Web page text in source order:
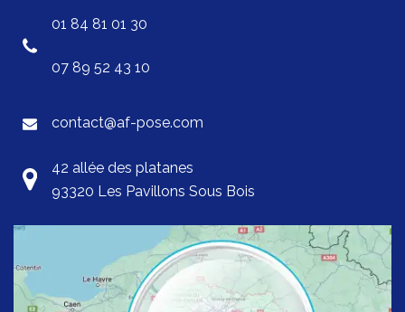
01 84 81 01 30
07 89 52 43 10
contact@af-pose.com
42 allée des platanes
93320 Les Pavillons Sous Bois